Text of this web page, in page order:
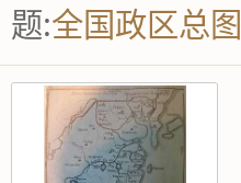
题:全国政区总图